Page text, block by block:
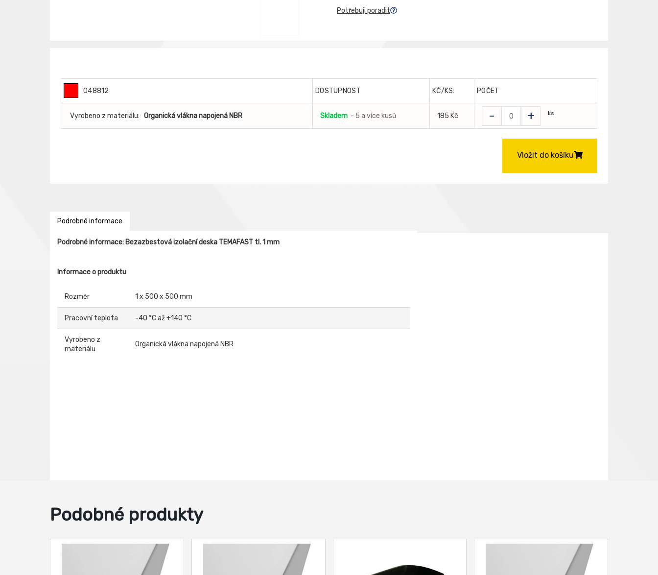
Potřebuji poradit
048812 DOSTUPNOST KČ/KS: POČET
Vyrobeno z materiálu: Organická vlákna napojená NBR Skladem - 5 a více kusů 185 Kč - + ks
Vložit do košíku
Podrobné informace
Podrobné informace: Bezazbestová izolační deska TEMAFAST tl. 1 mm
Informace o produktu
Rozměr 1 x 500 x 500 mm
Pracovní teplota -40 °C až +140 °C
Vyrobeno z
materiálu
Organická vlákna napojená NBR
Podobné produkty